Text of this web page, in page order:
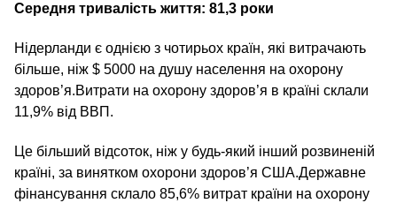
Середня тривалість життя: 81,3 роки
Нідерланди є однією з чотирьох країн, які витрачають
більше, ніж $ 5000 на душу населення на охорону
здоров’я.Витрати на охорону здоров’я в країні склали
11,9% від ВВП.
Це більший відсоток, ніж у будь-який інший розвиненій
країні, за винятком охорони здоров’я США.Державне
фінансування склало 85,6% витрат країни на охорону